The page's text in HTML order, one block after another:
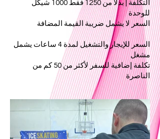
التكلفة | بدلاً من 1250 فقط 1000 شيكل
للوحدة
السعر لا يشمل ضريبة القيمة المضافة
السعر للإيجار والتشغيل لمدة 4 ساعات يشمل
مشغل
تكلفة إضافية للسفر لأكثر من 50 كم من
الناصرة